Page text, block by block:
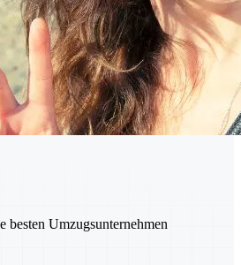
besten Umzugsunternehmen